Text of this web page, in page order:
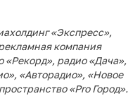
«Экспресс»,
компания
«Рекорд», радио «Дача»,
«Авторадио», «Новое
«Pro Город».